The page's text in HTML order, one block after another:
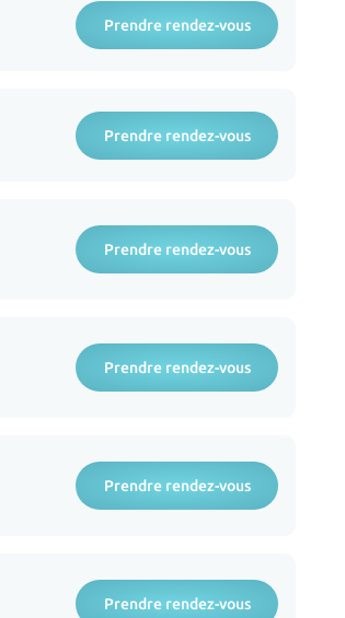
Prendre rendez-vous
Prendre rendez-vous
Prendre rendez-vous
Prendre rendez-vous
Prendre rendez-vous
Prendre rendez-vous